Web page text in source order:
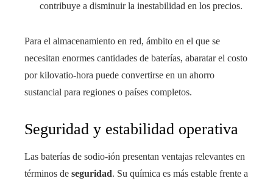
contribuye a disminuir la inestabilidad en los precios.
Para el almacenamiento en red, ámbito en el que se
necesitan enormes cantidades de baterías, abaratar el costo
por kilovatio-hora puede convertirse en un ahorro
sustancial para regiones o países completos.
Seguridad y estabilidad operativa
Las baterías de sodio-ión presentan ventajas relevantes en
términos de seguridad. Su química es más estable frente a